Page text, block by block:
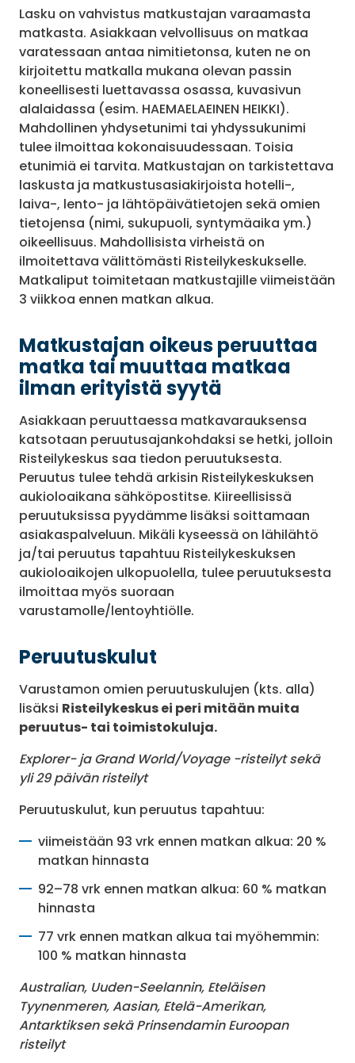
Lasku on vahvistus matkustajan varaamasta
matkasta. Asiakkaan velvollisuus on matkaa
varatessaan antaa nimitietonsa, kuten ne on
kirjoitettu matkalla mukana olevan passin
koneellisesti luettavassa osassa, kuvasivun
alalaidassa (esim. HAEMAELAEINEN HEIKKI).
Mahdollinen yhdysetunimi tai yhdyssukunimi
tulee ilmoittaa kokonaisuudessaan. Toisia
etunimiä ei tarvita. Matkustajan on tarkistettava
laskusta ja matkustusasiakirjoista hotelli-,
laiva-, lento- ja lähtöpäivätietojen sekä omien
tietojensa (nimi, sukupuoli, syntymäaika ym.)
oikeellisuus. Mahdollisista virheistä on
ilmoitettava välittömästi Risteilykeskukselle.
Matkaliput toimitetaan matkustajille viimeistään
3 viikkoa ennen matkan alkua.
Matkustajan oikeus peruuttaa
matka tai muuttaa matkaa
ilman erityistä syytä
Asiakkaan peruuttaessa matkavarauksensa
katsotaan peruutusajankohdaksi se hetki, jolloin
Risteilykeskus saa tiedon peruutuksesta.
Peruutus tulee tehdä arkisin Risteilykeskuksen
aukioloaikana sähköpostitse. Kiireellisissä
peruutuksissa pyydämme lisäksi soittamaan
asiakaspalveluun. Mikäli kyseessä on lähilähtö
ja/tai peruutus tapahtuu Risteilykeskuksen
aukioloaikojen ulkopuolella, tulee peruutuksesta
ilmoittaa myös suoraan
varustamolle/lentoyhtiölle.
Peruutuskulut
Varustamon omien peruutuskulujen (kts. alla)
lisäksi Risteilykeskus ei peri mitään muita
peruutus- tai toimistokuluja.
Explorer- ja Grand World/Voyage -risteilyt sekä
yli 29 päivän risteilyt
Peruutuskulut, kun peruutus tapahtuu:
viimeistään 93 vrk ennen matkan alkua: 20 %
matkan hinnasta
92–78 vrk ennen matkan alkua: 60 % matkan
hinnasta
77 vrk ennen matkan alkua tai myöhemmin:
100 % matkan hinnasta
Australian, Uuden-Seelannin, Eteläisen
Tyynenmeren, Aasian, Etelä-Amerikan,
Antarktiksen sekä Prinsendamin Euroopan
risteilyt